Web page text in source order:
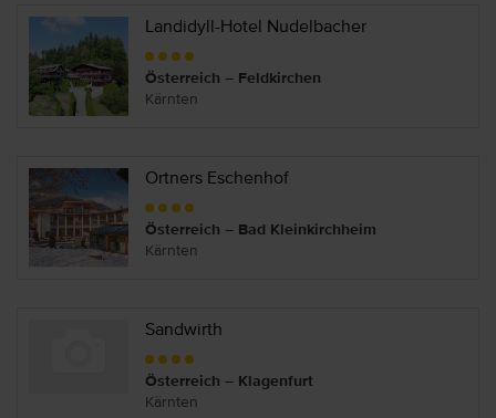
Landidyll-Hotel Nudelbacher
Österreich – Feldkirchen
Kärnten
Ortners Eschenhof
Österreich – Bad Kleinkirchheim
Kärnten
Sandwirth
Österreich – Klagenfurt
Kärnten